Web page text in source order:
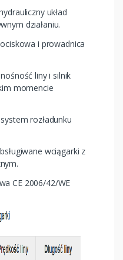
układ
działaniu.
i prowadnica
liny i silnik
momencie
rozładunku
wciągarki z
CE 2006/42/WE